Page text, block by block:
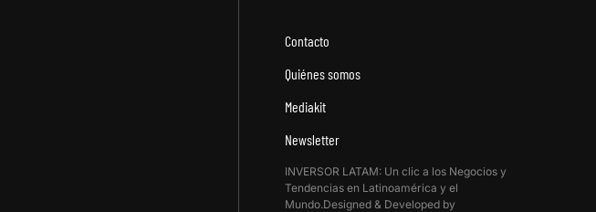
Contacto
Quiénes somos
Mediakit
Newsletter
INVERSOR LATAM: Un clic a los Negocios y
Tendencias en Latinoamérica y el
Mundo.Designed & Developed by